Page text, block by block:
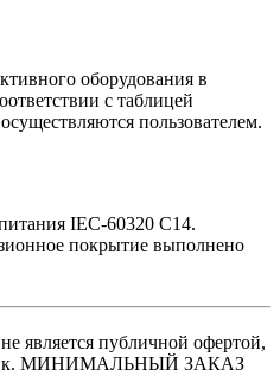
оборудования в
с таблицей
пользователем.
IEC-60320 C14.
покрытие выполнено
является публичной офертой,
МИНИМАЛЬНЫЙ ЗАКАЗ